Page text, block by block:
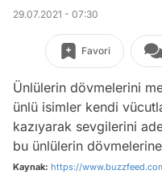
29.07.2021 - 07:30
Favori
Ünlülerin dövmelerini
ünlü isimler kendi
kazıyarak sevgilerini
bu ünlülerin
Kaynak: https://